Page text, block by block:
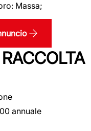
Massa;
annuale